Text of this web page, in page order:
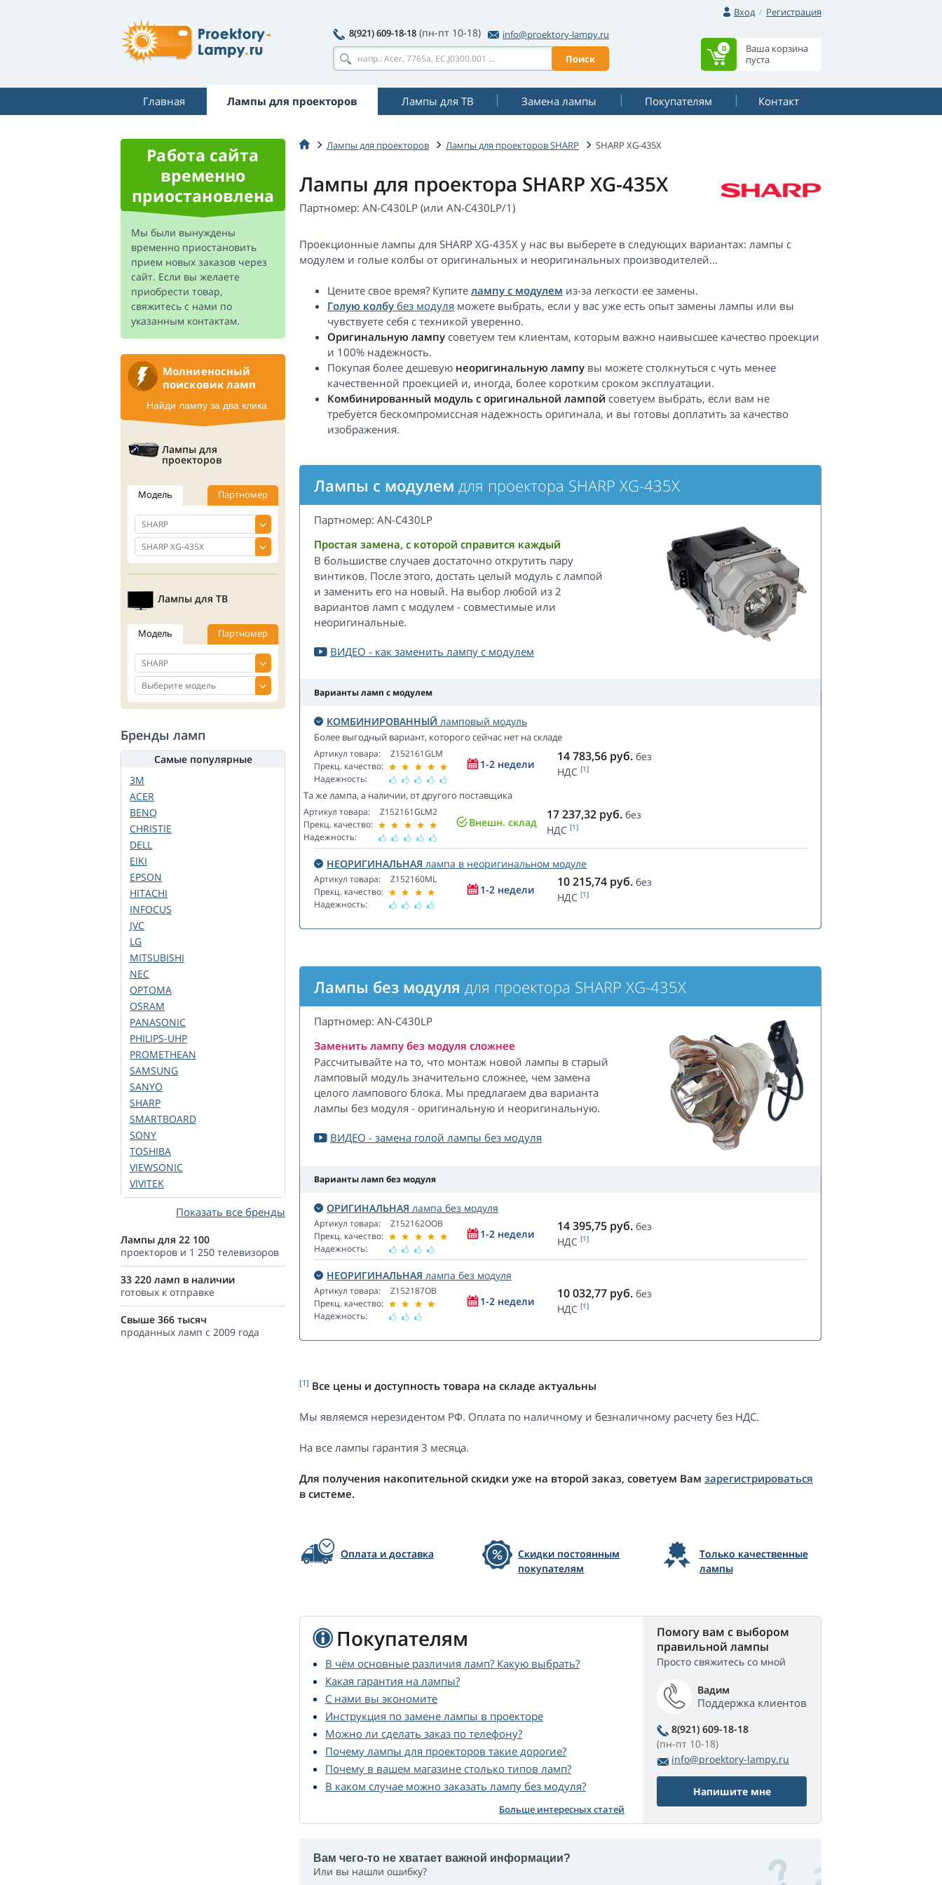
Вход
Регистрация
8(921) 609-18-18 (пн-пт 10-18)
info@proektory-lampy.ru
Поиск
Ваша корзина
пуста
0
Главная Лампы для проекторов Лампы для ТВ Замена лампы Покупателям Контакт
Лампы для проекторов Лампы для проекторов SHARP SHARP XG-435X
Лампы для проектора SHARP XG-435X
Партномер: AN-C430LP (или AN-C430LP/1)
Проекционные лампы для SHARP XG-435X у нас вы выберете в следующих вариантах: лампы с
модулем и голые колбы от оригинальных и неоригинальных производителей...
Цените свое время? Купите лампу с модулем из-за легкости ее замены.
Голую колбу без модуля можете выбрать, если у вас уже есть опыт замены лампы или вы
чувствуете себя с техникой уверенно.
Оригинальную лампу советуем тем клиентам, которым важно наивысшее качество проекции
и 100% надежность.
Покупая более дешевую неоригинальную лампу вы можете столкнуться с чуть менее
качественной проекцией и, иногда, более коротким сроком эксплуатации.
Комбинированный модуль с оригинальной лампой советуем выбрать, если вам не
требуется бескомпромиссная надежность оригинала, и вы готовы доплатить за качество
изображения.
Лампы с модулем для проектора SHARP XG-435X
Партномер: AN-C430LP
Простая замена, с которой справится каждый
В большистве случаев достаточно открутить пару
винтиков. После этого, достать целый модуль с лампой
и заменить его на новый. На выбор любой из 2
вариантов ламп с модулем - совместимые или
неоригинальные.
ВИДЕО - как заменить лампу с модулем
Варианты ламп с модулем
КОМБИНИРОВАННЫЙ ламповый модуль
Более выгодный вариант, которого сейчас нет на складе
Артикул товара:
Прекц. качество:
Надежность:
Z152161GLM
1-2 недели
14 783,56 руб. без
НДС [1]
Та же лампа, а наличии, от другого поставщика
Артикул товара:
Прекц. качество:
Надежность:
Z152161GLM2
Внешн. склад
17 237,32 руб. без
НДС [1]
НЕОРИГИНАЛЬНАЯ лампа в неоригинальном модуле
Артикул товара:
Прекц. качество:
Надежность:
Z152160ML
1-2 недели
10 215,74 руб. без
НДС [1]
Лампы без модуля для проектора SHARP XG-435X
Партномер: AN-C430LP
Заменить лампу без модуля сложнее
Рассчитывайте на то, что монтаж новой лампы в старый
ламповый модуль значительно сложнее, чем замена
целого лампового блока. Мы предлагаем два варианта
лампы без модуля - оригинальную и неоригинальную.
ВИДЕО - замена голой лампы без модуля
Варианты ламп без модуля
ОРИГИНАЛЬНАЯ лампа без модуля
Артикул товара:
Прекц. качество:
Надежность:
Z152162OOB
1-2 недели
14 395,75 руб. без
НДС [1]
НЕОРИГИНАЛЬНАЯ лампа без модуля
Артикул товара:
Прекц. качество:
Надежность:
Z152187OB
1-2 недели
10 032,77 руб. без
НДС [1]
[1] Все цены и доступность товара на складе актуальны
Мы являемся нерезидентом РФ. Оплата по наличному и безналичному расчету без НДС.
На все лампы гарантия 3 месяца.
Для получения накопительной скидки уже на второй заказ, советуем Вам зарегистрироваться
в системе.
Оплата и доставка
Скидки постоянным
покупателям
Только качественные
лампы
Покупателям
В чём основные различия ламп? Какую выбрать?
Какая гарантия на лампы?
С нами вы экономите
Инструкция по замене лампы в проекторе
Можно ли сделать заказ по телефону?
Почему лампы для проекторов такие дорогие?
Почему в вашем магазине столько типов ламп?
В каком случае можно заказать лампу без модуля?
Больше интересных статей
Помогу вам с выбором
правильной лампы
Просто свяжитесь со мной
Вадим
Поддержка клиентов
8(921) 609-18-18
(пн-пт 10-18)
info@proektory-lampy.ru
Напишите мне
Вам чего-то не хватает важной информации?
Или вы нашли ошибку?
Работа сайта
временно
приостановлена
Мы были вынуждены
временно приостановить
прием новых заказов через
сайт. Если вы желаете
приобрести товар,
свяжитесь с нами по
указанным контактам.
Молниеносный
поисковик ламп
Найди лампу за два клика
Лампы для
проекторов
Модель Партномер
Лампы для ТВ
Модель Партномер
Бренды ламп
Самые популярные
3M
ACER
BENQ
CHRISTIE
DELL
EIKI
EPSON
HITACHI
INFOCUS
JVC
LG
MITSUBISHI
NEC
OPTOMA
OSRAM
PANASONIC
PHILIPS-UHP
PROMETHEAN
SAMSUNG
SANYO
SHARP
SMARTBOARD
SONY
TOSHIBA
VIEWSONIC
VIVITEK
Показать все бренды
Лампы для 22 100
проекторов и 1 250 телевизоров
33 220 ламп в наличии
готовых к отправке
Свыше 366 тысяч
проданных ламп с 2009 года